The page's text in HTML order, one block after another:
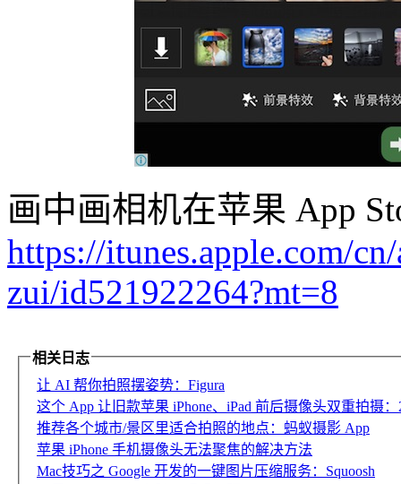
画中画相机在苹果 App
https://itunes.apple.com/
zui/id521922264?mt=8
相关日志
让 AI 帮你拍照摆姿势：Figura
这个 App 让旧款苹果 iPhone、iPad 前后摄像头双重拍摄：
推荐各个城市/景区里适合拍照的地点：蚂蚁摄影 App
苹果 iPhone 手机摄像头无法聚焦的解决方法
Mac技巧之 Google 开发的一键图片压缩服务：Squoosh